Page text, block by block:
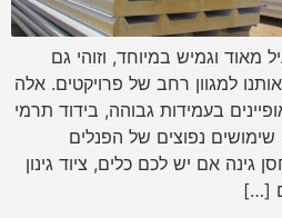
מאוד וגמיש במיוחד, וזוהי גם
למגוון רחב של פרויקטים. אלה
בעמידות גבוהה, בידוד תרמי
טוב והתקנה פשוטה. הנה 4 שימושים נפוצים של הפנלים
– תכנון מחסן גינה אם יש לכם כלים, ציוד גינון
[…]